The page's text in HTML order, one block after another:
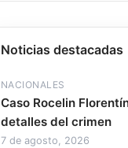
Noticias destacadas
NACIONALES
Caso Rocelin
detalles del crimen
7 de agosto, 2026